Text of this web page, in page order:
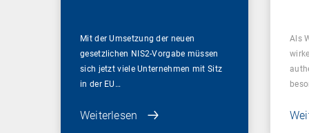
Mit der Umsetzung der neuen
gesetzlichen NIS2-Vorgabe müssen
sich jetzt viele Unternehmen mit Sitz
in der EU…
Weiterlesen
Als